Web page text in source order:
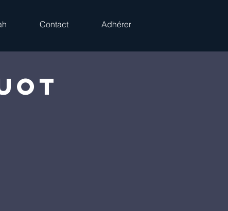
Contact Adhérer